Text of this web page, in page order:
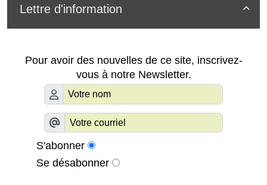

Lettre d'information
Pour avoir des nouvelles de ce site, inscrivez-
vous à notre Newsletter.
S'abonner
Se désabonner